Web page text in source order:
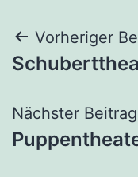
Vorheriger
Nächster Beitrag